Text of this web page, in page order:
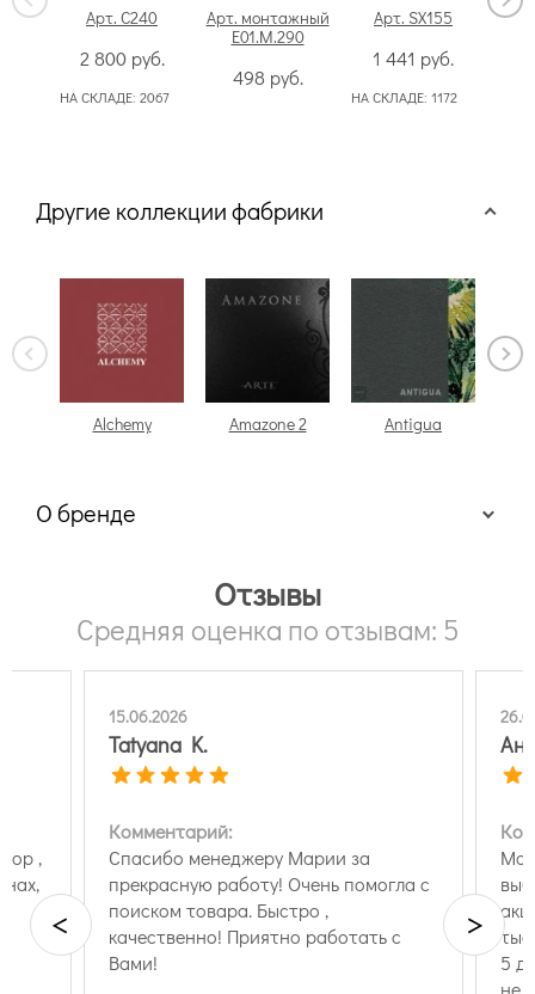
Арт. C240
2 800 руб.
НА СКЛАДЕ: 2067
Арт. монтажный
E01.M.290
498 руб.
Арт. SX155
1 441 руб.
НА СКЛАДЕ: 1172
Арт.
Другие коллекции фабрики
Alchemy Amazone 2 Antigua
О бренде
Отзывы
Средняя оценка по отзывам: 5
,
15.06.2026
Tatyana K.
Комментарий:
Спасибо менеджеру Марии за
прекрасную работу! Очень помогла с
поиском товара. Быстро ,
качественно! Приятно работать с
Вами!
выбор
5
не
< >